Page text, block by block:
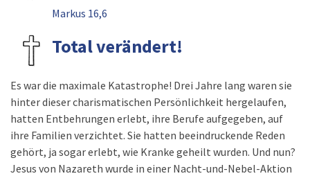
Markus 16,6
Total verändert!
Es war die maximale Katastrophe! Drei Jahre lang waren sie
hinter dieser charismatischen Persönlichkeit hergelaufen,
hatten Entbehrungen erlebt, ihre Berufe aufgegeben, auf
ihre Familien verzichtet. Sie hatten beeindruckende Reden
gehört, ja sogar erlebt, wie Kranke geheilt wurden. Und nun?
Jesus von Nazareth wurde in einer Nacht-und-Nebel-Aktion